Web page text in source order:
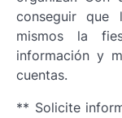
conseguir que
mismos la
información y
cuentas.
** Solicite